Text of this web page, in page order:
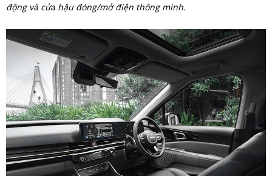
động và cửa hậu đóng/mở điện thông minh.